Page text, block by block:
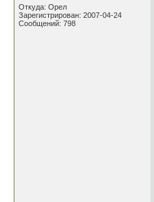
Откуда: Орел
Зарегистрирован: 2007-04-24
Сообщений: 798